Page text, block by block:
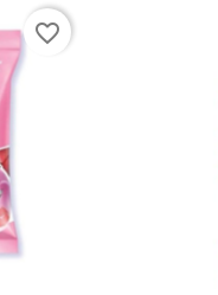
favorite_border